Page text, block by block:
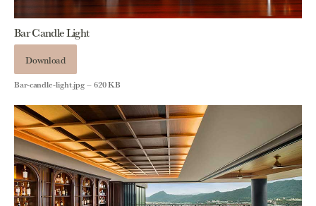
Bar Candle Light
Download
Bar-candle-light.jpg – 620 KB